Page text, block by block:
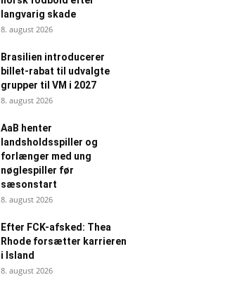
langvarig skade
8. august 2026
Brasilien introducerer
billet-rabat til udvalgte
grupper til VM i 2027
8. august 2026
AaB henter
landsholdsspiller og
forlænger med ung
nøglespiller før
sæsonstart
8. august 2026
Efter FCK-afsked: Thea
Rhode forsætter karrieren
i Island
8. august 2026